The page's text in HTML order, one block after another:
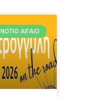
ΝΌΤΙΟ ΑΙΓΑΊΟ